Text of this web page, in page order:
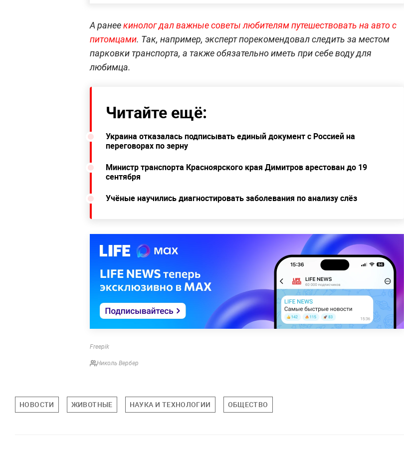
А ранеекинолог дал важные советы любителям путешествовать на авто с
питомцами. Так, например, эксперт порекомендовал следить за местом
парковки транспорта, а также обязательно иметь при себе воду для
любимца.
Читайте ещё:
Украина отказалась подписывать единый документ с Россией на
переговорах по зерну
Министр транспорта Красноярского края Димитров арестован до 19
сентября
Учёные научились диагностировать заболевания по анализу слёз
Freepik
Николь Вербер
НОВОСТИ ЖИВОТНЫЕ НАУКА И ТЕХНОЛОГИИ ОБЩЕСТВО